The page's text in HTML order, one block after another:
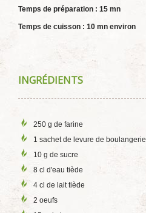
Temps de préparation : 15 mn
Temps de cuisson : 10 mn environ
INGRÉDIENTS
250 g de farine
1 sachet de levure de boulangerie
10 g de sucre
8 cl d'eau tiède
4 cl de lait tiède
2 oeufs